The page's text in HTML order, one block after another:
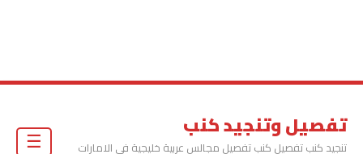
تفصيل وتنجيد كنب
تنجيد كنب تفصيل كنب تفصيل مجالس عربية خليجية فى الامارات